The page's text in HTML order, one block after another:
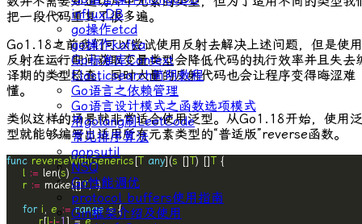
influxDB
go操作etcd
go操作kafka
Go标准库Context
Elasticsearch简明教程
Go语言之依赖管理
Go语言设计模式之函数选项模式
用golang刷LeetCode
常见排序算法
gopsutil
NSQ
Go性能调优
protocol buffers使用指南
Gin框架介绍及使用
把一段代码重复了很多遍。
Go1.18之前我们可以尝试使用反射去解决上述问题，但是使用
反射在运行期间获取变量类型会降低代码的执行效率并且失去
译期的类型检查，同时大量的反射代码也会让程序变得晦涩难
懂。
类似这样的场景就非常适合使用泛型。从Go1.18开始，使用泛
型就能够编写出适用所有元素类型的“普适版”reverse函数。
func reverseWithGenerics [T any](s []T) []T
l := len(s
r := make([]T, l
for i , e := range s
r [l-i-1 ] = e